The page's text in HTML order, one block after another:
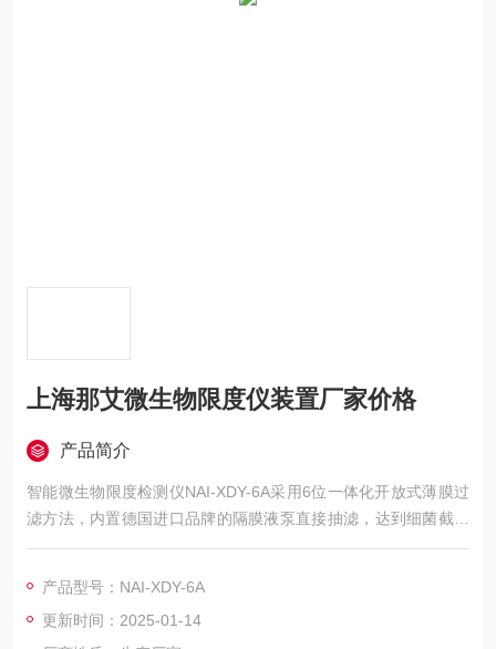
上海那艾微生物限度仪装置厂家价格
产品简介
智能微生物限度检测仪NAI-XDY-6A采用6位一体化开放式薄膜过
滤方法，内置德国进口品牌的隔膜液泵直接抽滤，达到细菌截留
的目的，并配有50mm的微孔滤膜与开放式过滤器，可降低检验
上海那艾微生物限度仪装置厂家价格
产品型号：NAI-XDY-6A
更新时间：2025-01-14